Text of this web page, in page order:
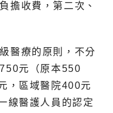
擔收費，第二次、
醫療的原則，不分
元（原本550
，區域醫院400元
線醫護人員的認定